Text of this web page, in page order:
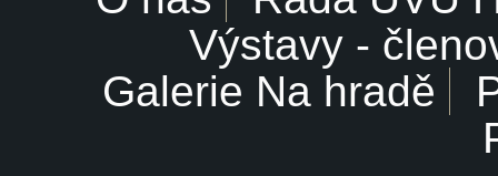
Výstavy -
Galerie Na hradě